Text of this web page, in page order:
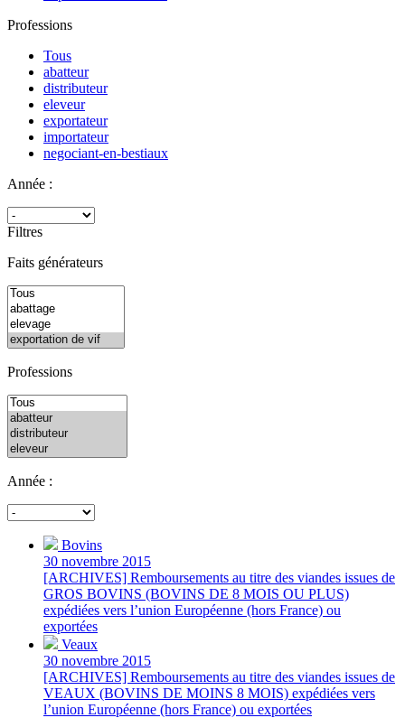
Professions
Tous
abatteur
distributeur
eleveur
exportateur
importateur
negociant-en-bestiaux
Année :
Filtres
Faits générateurs
Professions
Année :
Bovins
30 novembre 2015
[ARCHIVES] Remboursements au titre des viandes issues de
GROS BOVINS (BOVINS DE 8 MOIS OU PLUS)
expédiées vers l’union Européenne (hors France) ou
exportées
Veaux
30 novembre 2015
[ARCHIVES] Remboursements au titre des viandes issues de
VEAUX (BOVINS DE MOINS 8 MOIS) expédiées vers
l’union Européenne (hors France) ou exportées